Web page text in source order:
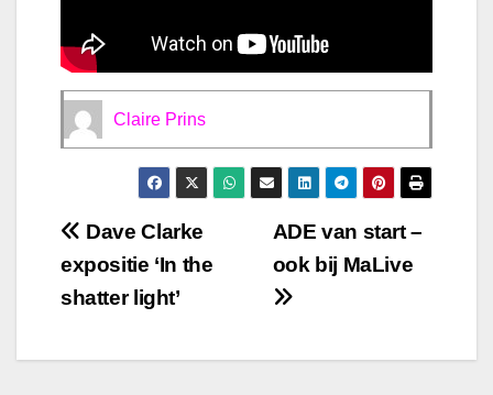
Claire Prins
Bericht
navigatie
ADE van start –
ook bij MaLive
Dave Clarke
expositie ‘In the
shatter light’